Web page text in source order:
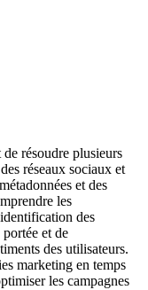
résoudre plusieurs
réseaux sociaux et
et des
les
des
et de
des utilisateurs.
marketing en temps
les campagnes